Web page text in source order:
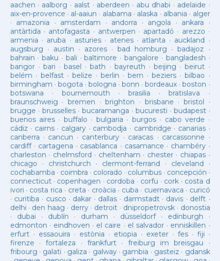
aachen · aalborg · aalst · aberdeen · abu dhabi · adelaide ·
aix-en-provence · al-aaiun · alabama · alaska · albania · alger
· amazonia · amsterdam · andorra · angola · ankara ·
antàrtida · antofagasta · antwerpen · apartadó · arezzo ·
armenia · aruba · asturies· atenes· atlanta · auckland ·
augsburg · austin · azores·bad homburg ·badajoz ·
bahrain ·baku · bali ·baltimore ·bangalore · bangladesh ·
bangor· bari ·basel ·bath · bayreuth ·beijing ·beirut ·
belém · belfast· belize · berlin ·bern ·beziers ·bilbao ·
birmingham · bogota · bologna ·bonn ·bordeaux ·boston ·
botswana · bournemouth ·brasilia ·bratislava ·
braunschweig · bremen ·brighton · brisbane · bristol ·
brugge · brusselles· bucaramanga · bucuresti · budapest·
buenos aires· buffalo · bulgaria · burgos· cabo verde ·
cádiz · cairns· calgary · cambodja · cambridge · canarias·
canberra · cancun · canterbury · caracas · carcassonne ·
cardiff· cartagena · casablanca · casamance · chambéry·
charleston · chelmsford · cheltenham · chester· chiapas ·
chicago · christchurch · clermont-ferrand · cleveland ·
cochabamba · coimbra · colorado · columbus· concepción ·
connecticut· copenhagen · cordoba · corfu · cork · costa d
ivori · costa rica · creta · croàcia · cuba · cuernavaca · curicó
· curitiba · cusco · dakar · dallas · darmstadt· davis · delft ·
delhi · den haag · derry· detroit· dnipropetrovsk· donostia
· dubai · dublín · durham · düsseldorf· edinburgh ·
edmonton · eindhoven · el caire · el salvador · enniskillen ·
erfurt· essaouira · estònia · etiopia · exeter· fes· fiji ·
firenze ·fortaleza · frankfurt· freiburg im breisgau ·
fribourg · galati · galiza · galway· gambia · gasteiz · gdansk